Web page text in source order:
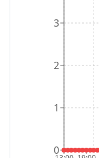
0
1
2
3